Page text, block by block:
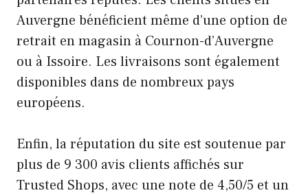
Auvergne bénéficient même d’une option de
retrait en magasin à Cournon-d’Auvergne
ou à Issoire. Les livraisons sont également
disponibles dans de nombreux pays
européens.
Enfin, la réputation du site est soutenue par
plus de 9 300 avis clients affichés sur
Trusted Shops, avec une note de 4,50/5 et un